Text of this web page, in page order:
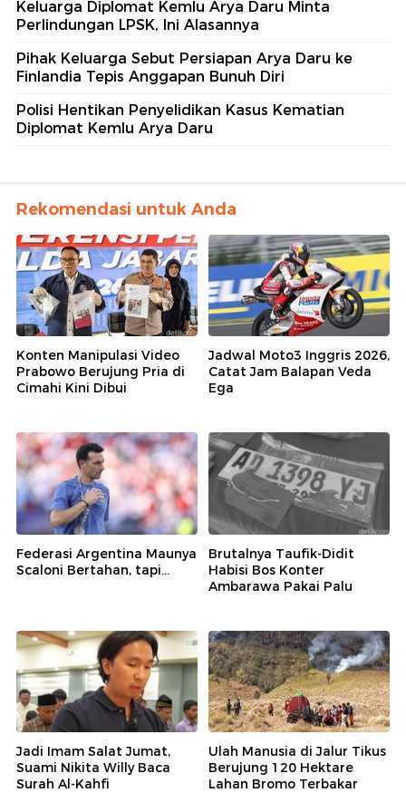
Keluarga Diplomat Kemlu Arya Daru Minta
Perlindungan LPSK, Ini Alasannya
Pihak Keluarga Sebut Persiapan Arya Daru ke
Finlandia Tepis Anggapan Bunuh Diri
Polisi Hentikan Penyelidikan Kasus Kematian
Diplomat Kemlu Arya Daru
Rekomendasi untuk Anda
Konten Manipulasi Video
Prabowo Berujung Pria di
Cimahi Kini Dibui
Jadwal Moto3 Inggris 2026,
Catat Jam Balapan Veda
Ega
Federasi Argentina Maunya
Scaloni Bertahan, tapi...
Brutalnya Taufik-Didit
Habisi Bos Konter
Ambarawa Pakai Palu
Jadi Imam Salat Jumat,
Suami Nikita Willy Baca
Surah Al-Kahfi
Ulah Manusia di Jalur Tikus
Berujung 120 Hektare
Lahan Bromo Terbakar